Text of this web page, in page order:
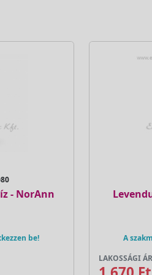
- NorAnn
be!
A
LAKOSSÁGI ÁR